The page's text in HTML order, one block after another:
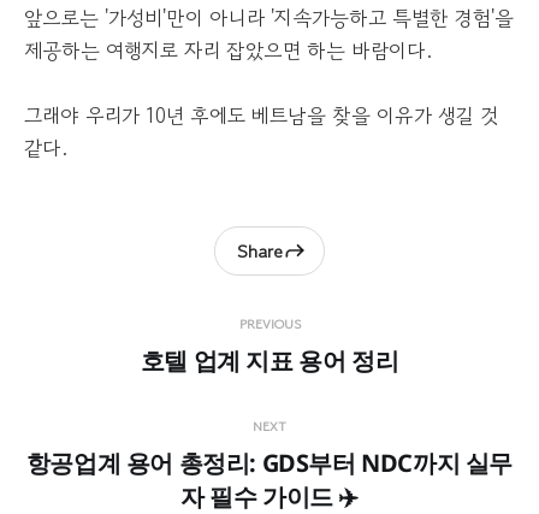
앞으로는 '가성비'만이 아니라 '지속가능하고 특별한 경험'을
제공하는 여행지로 자리 잡았으면 하는 바람이다.
그래야 우리가 10년 후에도 베트남을 찾을 이유가 생길 것
같다.
PREVIOUS
호텔 업계 지표 용어 정리
Share
NEXT
항공업계 용어 총정리: GDS부터 NDC까지 실무
자 필수 가이드 ✈️